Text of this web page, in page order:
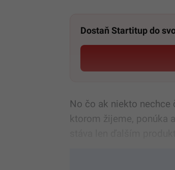
Dostaň Startitup do
No čo ak niekto nechce
ktorom žijeme, ponúka